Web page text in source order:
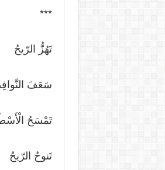
***
تَهُزُّ الرّيحُ
سَعَفَ
تَمْسَحُ
تَنوحُ الرّيحُ